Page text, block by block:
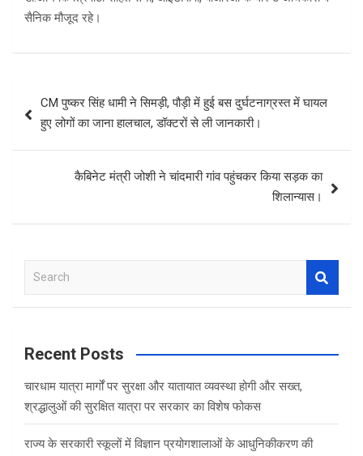
सैनिक मौजूद रहे।
navigation
CM पुष्कर सिंह धामी ने सिमड़ी, पौड़ी में हुई बस दुर्घटनाग्रस्त में घायल
हुए लोगों का जाना हालचाल, डॉक्टरों से ली जानकारी।
कैबिनेट मंत्री जोशी ने चांदमारी गांव पहुंचकर किया सड़क का
शिलान्यास।
a
c
Recent Posts
चारधाम यात्रा मार्गों पर सुरक्षा और यातायात व्यवस्था होगी और सख्त,
श्रद्धालुओं की सुरक्षित यात्रा पर सरकार का विशेष फोकस
राज्य के सरकारी स्कूलों में विज्ञान प्रयोगशालाओं के आधुनिकीकरण की